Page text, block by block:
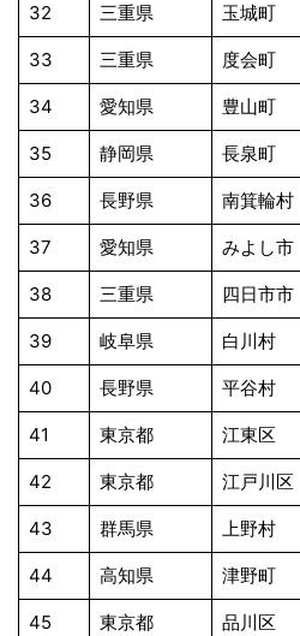
32 三重県 玉城町
33 三重県 度会町
34 愛知県 豊山町
35 静岡県 長泉町
36 長野県 南箕輪村
37 愛知県 みよし市
38 三重県 四日市市
39 岐阜県 白川村
40 長野県 平谷村
41 東京都 江東区
42 東京都 江戸川区
43 群馬県 上野村
44 高知県 津野町
45 東京都 品川区